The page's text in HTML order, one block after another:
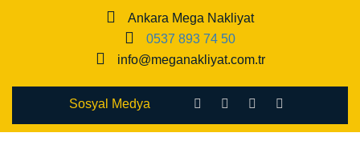
Ankara Mega Nakliyat
0537 893 74 50
info@meganakliyat.com.tr
Sosyal Medya